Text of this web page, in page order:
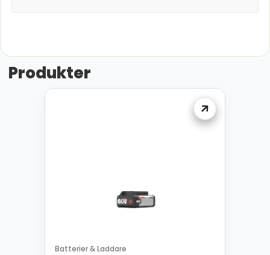
Produkter
Batterier & Laddare